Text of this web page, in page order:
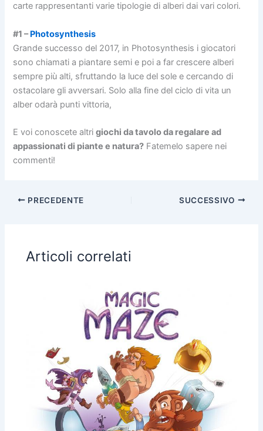
carte rappresentanti varie tipologie di alberi dai vari colori.
#1 –Photosynthesis
Grande successo del 2017, in Photosynthesis i giocatori
sono chiamati a piantare semi e poi a far crescere alberi
sempre più alti, sfruttando la luce del sole e cercando di
ostacolare gli avversari. Solo alla fine del ciclo di vita un
alber odarà punti vittoria,
E voi conoscete altrigiochi da tavolo da regalare ad
appassionati di piante e natura? Fatemelo sapere nei
commenti!
PRECEDENTE SUCCESSIVO
Articoli correlati